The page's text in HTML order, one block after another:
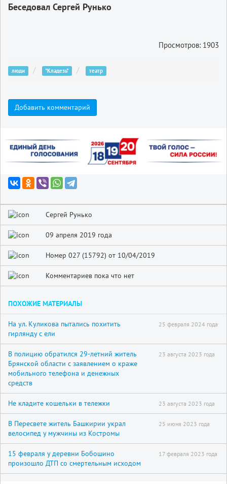
Беседовал Сергей Рунько
Просмотров: 1903
люди "Кладезь" театр
Добавить комментарий
Сергей Рунько
09 апреля 2019 года
Номер 027 (15792) от 10/04/2019
Комментариев пока что нет
ПОХОЖИЕ МАТЕРИАЛЫ
На ул. Куликова пытались похитить
гирлянду с ели
25 февраля 2024 года
В полицию обратился 29-летний житель
Брянской области с заявлением о краже
мобильного телефона и денежных
средств
23 августа 2023 года
Не кладите кошельки в тележки 23 августа 2023 года
В Пересвете житель Башкирии украл
велосипед у мужчины из Костромы
25 июня 2023 года
15 февраля у деревни Бобошино
произошло ДТП со смертельным исходом
17 февраля 2023 года